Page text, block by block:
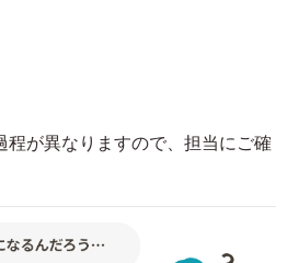
が異なりますので、担当にご確